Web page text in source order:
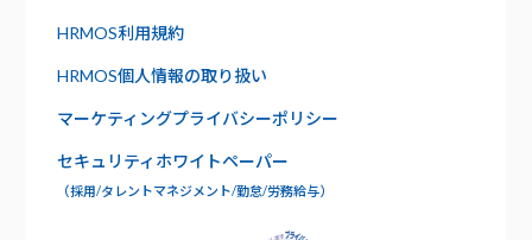
社内版ビズリーチ
日報管理
年末調整
サポート
よくあるご質問
HRMOS利用規約
HRMOS個人情報の取り扱い
マーケティングプライバシーポリシー
セキュリティホワイトペーパー
（採用/タレントマネジメント/勤怠/労務給与）